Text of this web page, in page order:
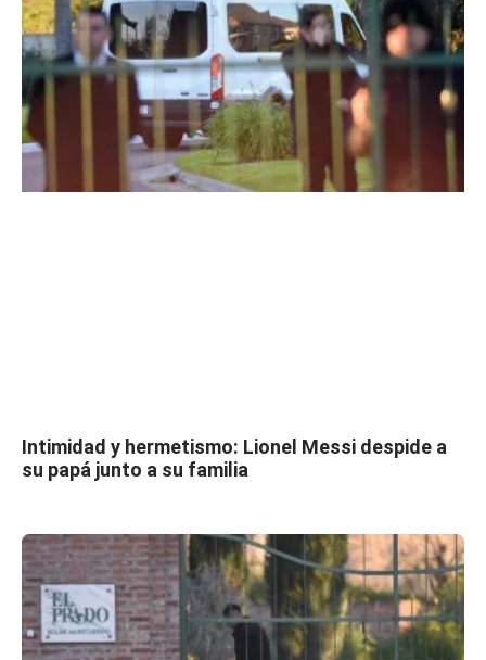
Intimidad y hermetismo: Lionel Messi despide a
su papá junto a su familia